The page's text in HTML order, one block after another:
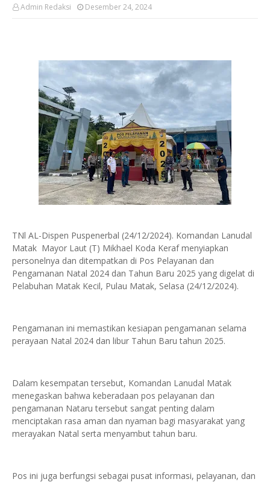
Admin Redaksi Desember 24, 2024
TNl AL-Dispen Puspenerbal (24/12/2024). Komandan Lanudal
Matak Mayor Laut (T) Mikhael Koda Keraf menyiapkan
personelnya dan ditempatkan di Pos Pelayanan dan
Pengamanan Natal 2024 dan Tahun Baru 2025 yang digelat di
Pelabuhan Matak Kecil, Pulau Matak, Selasa (24/12/2024).
Pengamanan ini memastikan kesiapan pengamanan selama
perayaan Natal 2024 dan libur Tahun Baru tahun 2025.
Dalam kesempatan tersebut, Komandan Lanudal Matak
menegaskan bahwa keberadaan pos pelayanan dan
pengamanan Nataru tersebut sangat penting dalam
menciptakan rasa aman dan nyaman bagi masyarakat yang
merayakan Natal serta menyambut tahun baru.
Pos ini juga berfungsi sebagai pusat informasi, pelayanan, dan